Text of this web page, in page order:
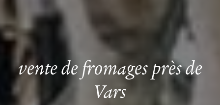
vente de fromages près de
Vars